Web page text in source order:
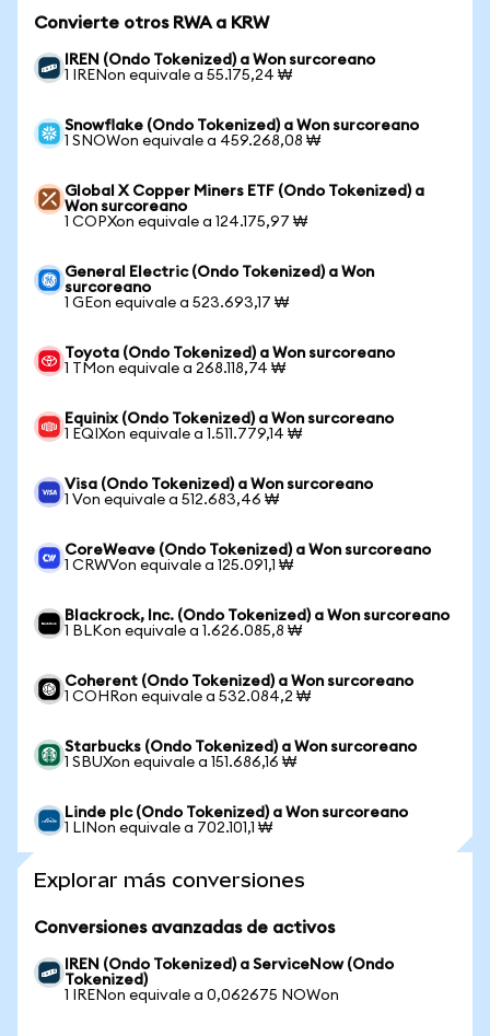
Convierte otros RWA a KRW
IREN (Ondo Tokenized) a Won surcoreano
1 IRENon equivale a 55.175,24 ₩
Snowflake (Ondo Tokenized) a Won surcoreano
1 SNOWon equivale a 459.268,08 ₩
Global X Copper Miners ETF (Ondo Tokenized) a
Won surcoreano
1 COPXon equivale a 124.175,97 ₩
General Electric (Ondo Tokenized) a Won
surcoreano
1 GEon equivale a 523.693,17 ₩
Toyota (Ondo Tokenized) a Won surcoreano
1 TMon equivale a 268.118,74 ₩
Equinix (Ondo Tokenized) a Won surcoreano
1 EQIXon equivale a 1.511.779,14 ₩
Visa (Ondo Tokenized) a Won surcoreano
1 Von equivale a 512.683,46 ₩
CoreWeave (Ondo Tokenized) a Won surcoreano
1 CRWVon equivale a 125.091,1 ₩
Blackrock, Inc. (Ondo Tokenized) a Won surcoreano
1 BLKon equivale a 1.626.085,8 ₩
Coherent (Ondo Tokenized) a Won surcoreano
1 COHRon equivale a 532.084,2 ₩
Starbucks (Ondo Tokenized) a Won surcoreano
1 SBUXon equivale a 151.686,16 ₩
Linde plc (Ondo Tokenized) a Won surcoreano
1 LINon equivale a 702.101,1 ₩
Explorar más conversiones
Conversiones avanzadas de activos
IREN (Ondo Tokenized) a ServiceNow (Ondo
Tokenized)
1 IRENon equivale a 0,062675 NOWon